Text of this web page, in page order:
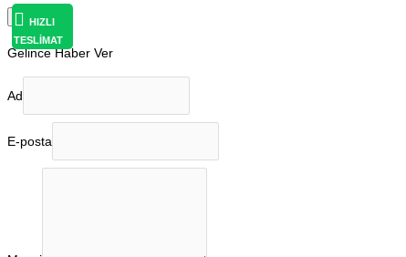
×
Gelince Haber Ver
Ad
E-posta
HIZLI
TESLİMAT